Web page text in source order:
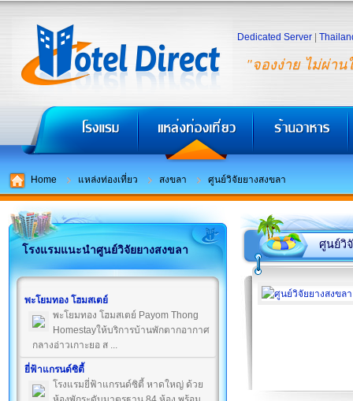
"จองง่าย ไม่ผ่าน
Dedicated Server
Home แหล่งท่องเที่ยว สงขลา ศูนย์วิจัยยางสงขลา
โรงแรมแนะนำศูนย์วิจัยยางสงขลา
พะโยมทอง โฮมสเตย์
พะโยมทอง โฮมสเตย์ Payom Thong
Homestayให้บริการบ้านพักตากอากาศ
กลางอ่าวเกาะยอ ส ...
ยี่ฟ้าแกรนด์ซิตี้
โรงแรมยี่ฟ้าแกรนด์ซิตี้ หาดใหญ่ ด้วย
ศูนย์วิ